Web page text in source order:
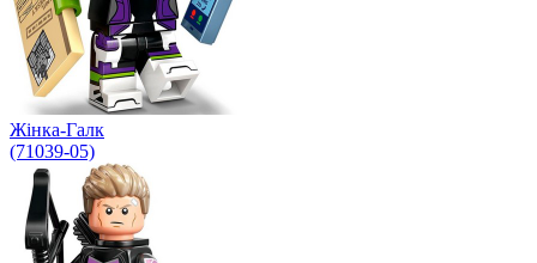
Жінка-Галк
(71039-05)